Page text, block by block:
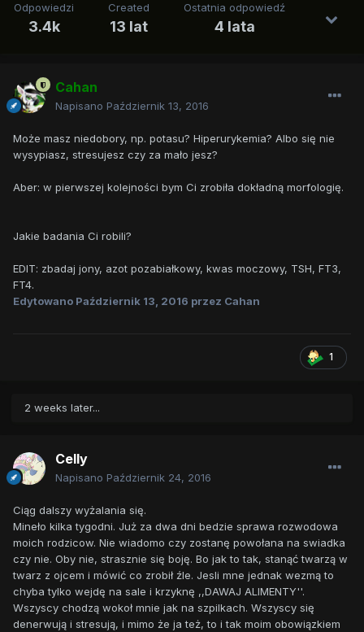
Odpowiedzi
3.4k
Created
13 lat
Ostatnia odpowiedź
4 lata
Cahan
Napisano Październik 13, 2016
Może masz niedobory, np. potasu? Hiperurykemia? Albo się nie
wysypiasz, stresujesz czy za mało jesz?
Aber: w pierwszej kolejności bym Ci zrobiła dokładną morfologię.
Jakie badania Ci robili?
EDIT: zbadaj jony, azot pozabiałkowy, kwas moczowy, TSH, FT3,
FT4.
Edytowano Październik 13, 2016 przez Cahan
1
2 weeks later...
Celly
Napisano Październik 24, 2016
Ciąg dalszy wyżalania się.
Mineło kilka tygodni. Już za dwa dni bedzie sprawa rozwodowa
moich rodzicow. Nie wiadomo czy zostanę powołana na swiadka
czy nie. Oby nie, strasznie się boję. Bo jak to tak, stanąć twarzą w
twarz z ojcem i mówić co zrobił źle. Jesli mne jednak wezmą to
chyba tylko wejdę na sale i krzyknę ,,DAWAJ ALIMENTY''.
Wszyscy chodzą wokoł mnie jak na szpilkach. Wszyscy się
denerwują i stresują, i mimo że ja też, to i tak moim obowiązkiem